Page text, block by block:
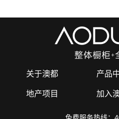
关于澳都 产品
地产项目 加入